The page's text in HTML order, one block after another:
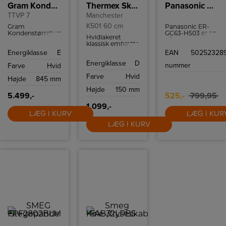
Gram Kondenstørretumbler-E
TTVP 7
Gram
Kondenstørretumbler
15 programmer.
Energiklasse
E
Farve
Hvid
Højde
845 mm
5.499,-
LÆG I KURV
Thermex Skabsintegreret emhætte
Manchester
K501 60 cm
Hvidlakeret
klassisk emhætte
hastigheder.
Energiklasse
D
Farve
Hvid
Højde
150 mm
1.099,-
LÆG I KURV
Panasonic Hår og skægtrimmer Blue Edition
Panasonic ER-
GC63-H503 er en
en grundig
hurtig trimning.
niveau med 39
trim længder og
vandafvisende
design.
EAN
nummer
525,- 799,95
LÆG I